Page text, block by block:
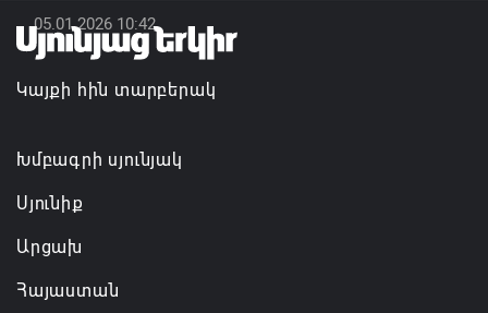
Ռուսաստանի բանակը «Իսկանդերով» հարվածել է
ուկրաինական գնացքին
07.08.2026 14:32
05.01.2026 10:42
Կայքի հին տարբերակ
Խմբագրի սյունյակ
Սյունիք
Արցախ
Հայաստան